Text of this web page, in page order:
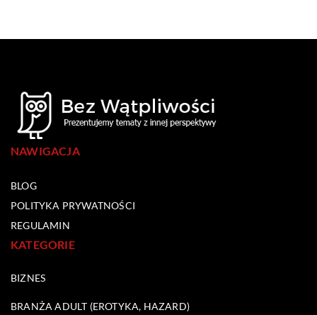
NAWIGACJA
BLOG
POLITYKA PRYWATNOŚCI
REGULAMIN
KATEGORIE
BIZNES
BRANŻA ADULT (EROTYKA, HAZARD)